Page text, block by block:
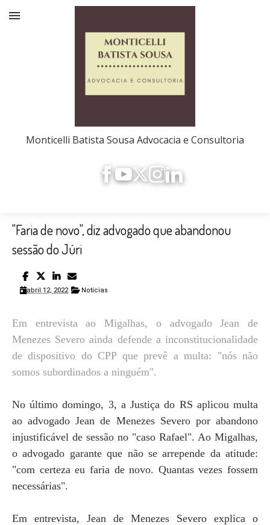
Monticelli Batista Sousa Advocacia e Consultoria
"Faria de novo", diz advogado que abandonou
sessão do Júri
abril 12, 2022 Notícias
Em entrevista ao Migalhas, o advogado Jean de
Menezes Severo ainda defende a inconstitucionalidade
de dispositivo do CPP que prevê a multa: "nós não
somos subordinados a ninguém".
No último domingo, 3, a Justiça do RS aplicou multa
ao advogado Jean de Menezes Severo por abandono
injustificável de sessão no "caso Rafael". Ao Migalhas,
o advogado garante que não se arrepende da atitude:
"com certeza eu faria de novo. Quantas vezes fossem
necessárias".
Em entrevista, Jean de Menezes Severo explica o